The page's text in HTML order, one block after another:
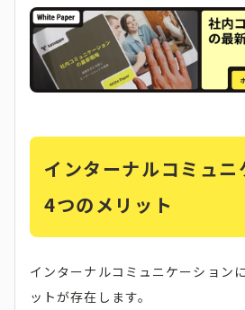
インターナルコミュニ
4つのメリット
インターナルコミュニケーション
ットが存在します。